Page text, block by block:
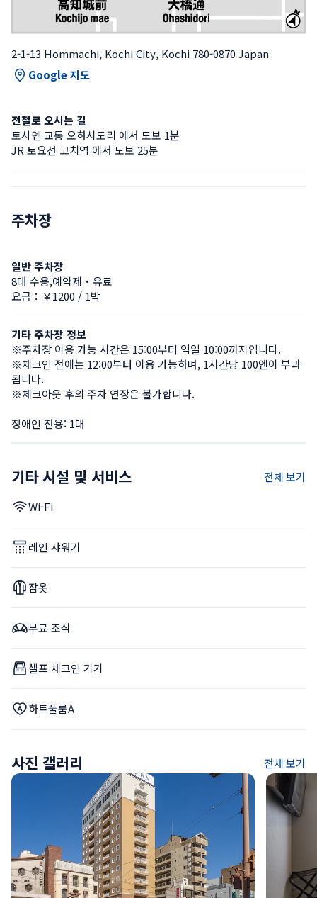
2-1-13 Hommachi, Kochi City, Kochi 780-0870 Japan
Google 지도
전철로 오시는 길
토사덴 교통 오하시도리 에서 도보 1분
JR 토요선 고치역 에서 도보 25분
주차장
일반 주차장
8대 수용,예약제・유료
요금：￥1200 / 1박
기타 주차장 정보
※주차장 이용 가능 시간은 15:00부터 익일 10:00까지입니다.
※체크인 전에는 12:00부터 이용 가능하며, 1시간당 100엔이 부과
됩니다.
※체크아웃 후의 주차 연장은 불가합니다.
장애인 전용: 1대
기타 시설 및 서비스 전체 보기
Wi-Fi
레인 샤워기
잠옷
무료 조식
셀프 체크인 기기
하트풀룸A
사진 갤러리 전체 보기